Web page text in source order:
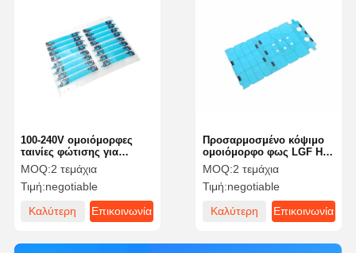
100-240V ομοιόμορφες
ταινίες φώτισης για
ομοιόμορφη διανομή του
φωτός
MOQ:2 τεμάχια
Τιμή:negotiable
Καλύτερη
Επικοινωνία
Προσαρμοσμένο κόψιμο
ομοιόμορφο φως LGF Η
απόλυτη λύση για και
οικολογικά φιλικό φως
MOQ:2 τεμάχια
Τιμή:negotiable
Καλύτερη
Επικοινωνία